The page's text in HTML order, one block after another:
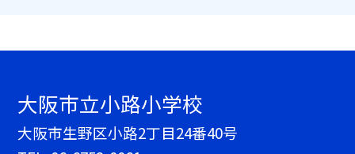
大阪市立小路小学校
大阪市生野区小路2丁目24番40号